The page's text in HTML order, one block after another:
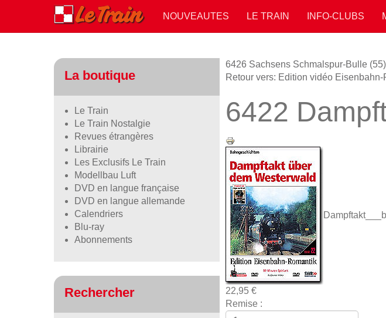
NOUVEAUTES LE TRAIN INFO-CLUBS
6426 Sachsens Schmalspur-Bulle (55)
Retour vers: Edition vidéo
6422
22,95 €
Remise :
La boutique
Le Train
Le Train Nostalgie
Revues étrangères
Librairie
Les Exclusifs Le Train
Modellbau Luft
DVD en langue française
DVD en langue allemande
Calendriers
Blu-ray
Abonnements
Rechercher